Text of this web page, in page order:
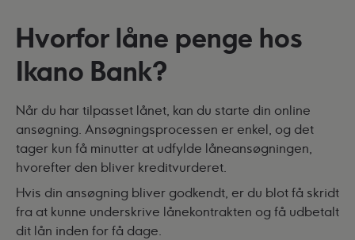
Hvorfor låne penge hos
Ikano Bank?
Når du har tilpasset lånet, kan du starte din online
ansøgning. Ansøgningsprocessen er enkel, og det
tager kun få minutter at udfylde låneansøgningen,
hvorefter den bliver kreditvurderet.
Hvis din ansøgning bliver godkendt, er du blot få skridt
fra at kunne underskrive lånekontrakten og få udbetalt
dit lån inden for få dage.